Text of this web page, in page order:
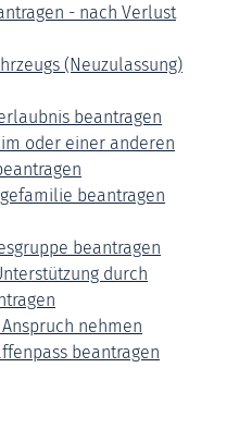
- nach Verlust
(Neuzulassung)
beantragen
oder einer anderen
beantragen
beantragen
durch
nehmen
beantragen